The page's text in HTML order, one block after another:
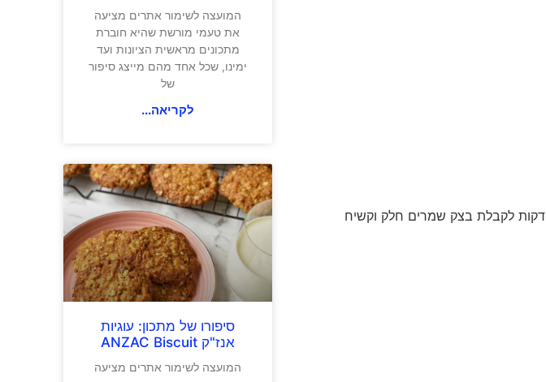
מוסיפים קמח מלא, קמח כוסמין מלא, מלח, לתת לאפייה ושמרים ולשים הכול במשך 5 דקות לקבלת בצק שמרים חלק וקשיח
המועצה לשימור אתרים מציעה
את טעמי מורשת שהיא חוברת
מתכונים מראשית הציונות ועד
ימינו, שכל אחד מהם מייצג סיפור
של
לקריאה...
סיפורו של מתכון: עוגיות
אנז"ק ANZAC Biscuit
המועצה לשימור אתרים מציעה